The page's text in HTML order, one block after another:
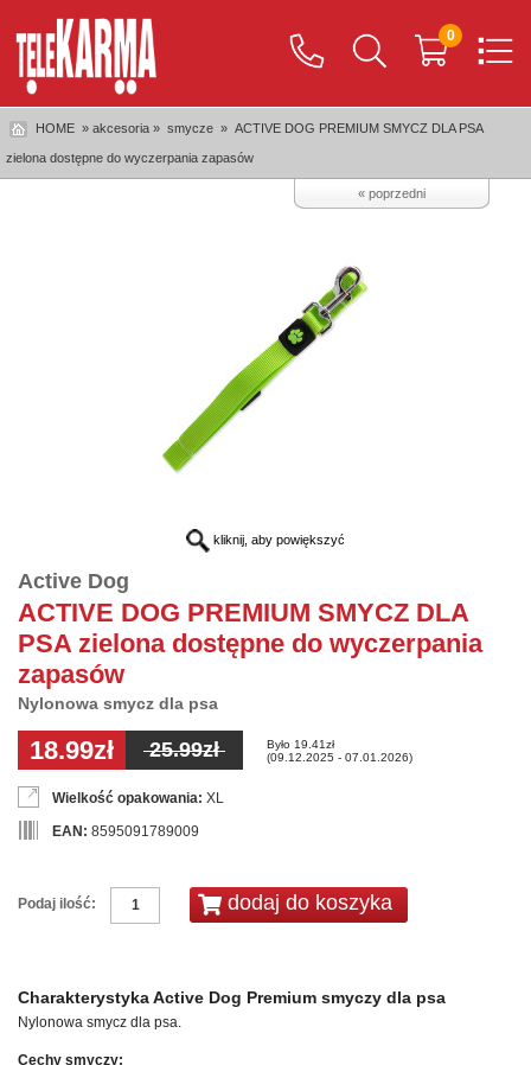
0
HOME » akcesoria » smycze » ACTIVE DOG PREMIUM SMYCZ DLA PSA
zielona dostępne do wyczerpania zapasów
« poprzedni
kliknij, aby powiększyć
Active Dog
ACTIVE DOG PREMIUM SMYCZ DLA
PSA zielona dostępne do wyczerpania
zapasów
Nylonowa smycz dla psa
18.99zł 25.99zł
Było 19.41zł
(09.12.2025 - 07.01.2026)
Wielkość opakowania: XL
EAN: 8595091789009
Podaj ilość:
Charakterystyka Active Dog Premium smyczy dla psa
Nylonowa smycz dla psa.
Cechy smyczy: